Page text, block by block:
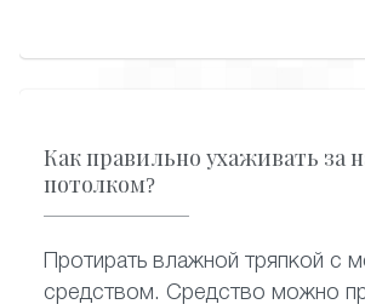
Как правильно ухаживать за
потолком?
Протирать влажной тряпкой с
средством. Средство можно